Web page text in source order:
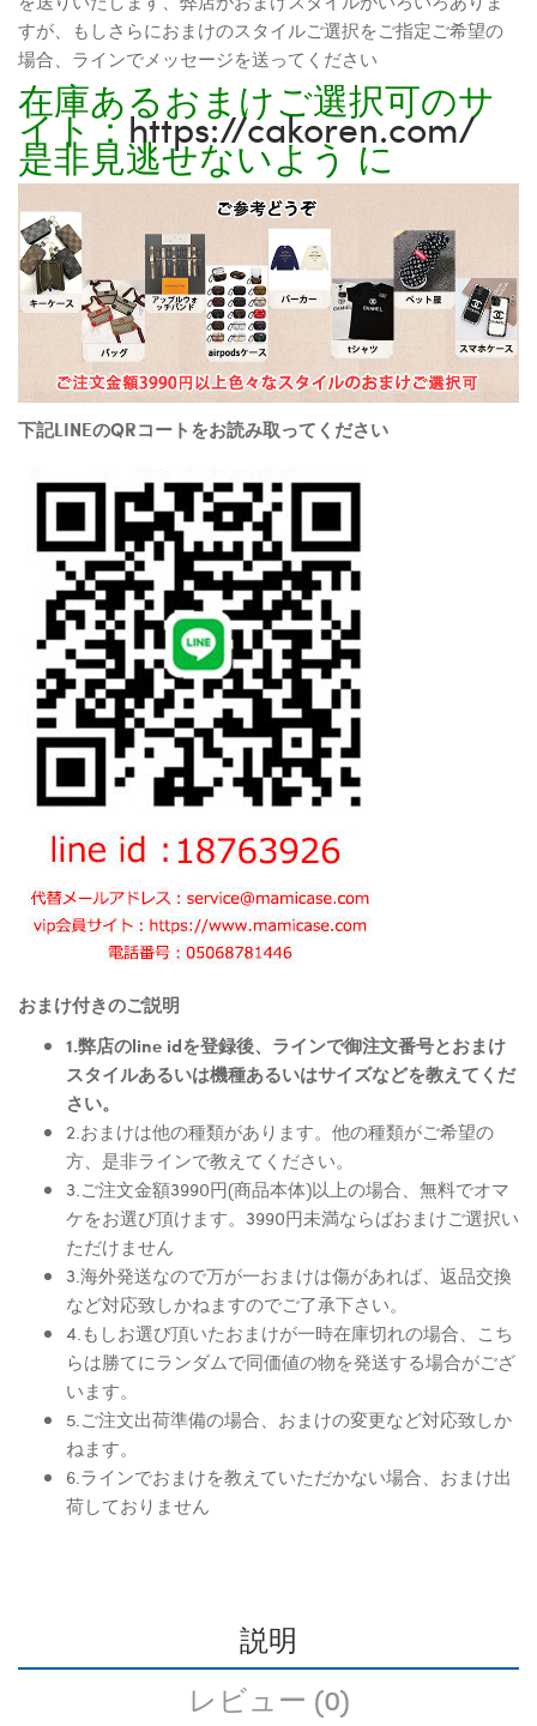
すが、もしさらにおまけのスタイルご選択をご指定ご希望の
場合、ラインでメッセージを送ってください
在庫あるおまけご選択可のサ
イト：https://cakoren.com/
是非見逃せないよう に
下記LINEのQRコートをお読み取ってください
おまけ付きのご説明
1.弊店のline idを登録後、ラインで御注文番号とおまけ
スタイルあるいは機種あるいはサイズなどを教えてくだ
さい。
2.おまけは他の種類があります。他の種類がご希望の
方、是非ラインで教えてください。
3.ご注文金額3990円(商品本体)以上の場合、無料でオマ
ケをお選び頂けます。3990円未満ならばおまけご選択い
ただけません
3.海外発送なので万が一おまけは傷があれば、返品交換
など対応致しかねますのでご了承下さい。
4.もしお選び頂いたおまけが一時在庫切れの場合、こち
らは勝てにランダムで同価値の物を発送する場合がござ
います。
5.ご注文出荷準備の場合、おまけの変更など対応致しか
ねます。
6.ラインでおまけを教えていただかない場合、おまけ出
荷しておりません
説明
レビュー (0)